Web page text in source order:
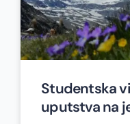
Studentska
uputstva na